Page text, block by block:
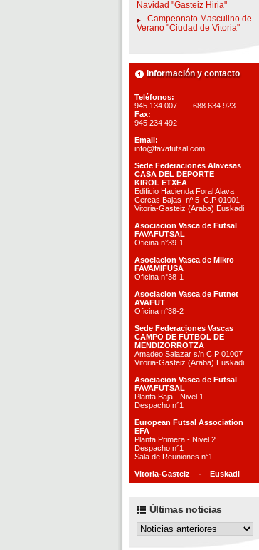
Navidad "Gasteiz Hiria"
Campeonato Masculino de
Verano "Ciudad de Vitoria"
Información y contacto
Teléfonos:
945 134 007 - 688 634 923
Fax:
945 234 492
Email:
info@favafutsal.com
Sede Federaciones Alavesas
CASA DEL DEPORTE
KIROL ETXEA
Edificio Hacienda Foral Alava
Cercas Bajas nº 5 C.P 01001
Vitoria-Gasteiz (Araba) Euskadi
Asociacion Vasca de Futsal
FAVAFUTSAL
Oficina n°39-1
Asociacion Vasca de Mikro
FAVAMIFUSA
Oficina n°38-1
Asociacion Vasca de Futnet
AVAFUT
Oficina n°38-2
Sede Federaciones Vascas
CAMPO DE FÚTBOL DE
MENDIZORROTZA
Amadeo Salazar s/n C.P 01007
Vitoria-Gasteiz (Araba) Euskadi
Asociacion Vasca de Futsal
FAVAFUTSAL
Planta Baja - Nivel 1
Despacho n°1
European Futsal Association
EFA
Planta Primera - Nivel 2
Despacho n°1
Sala de Reuniones n°1
Vitoria-Gasteiz - Euskadi
Últimas noticias